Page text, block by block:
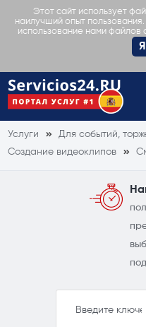
Этот сайт использует
наилучший опыт
использование нами файлов
Услуги
Для событий,
Создание видеоклипов